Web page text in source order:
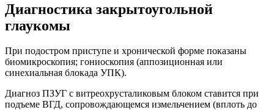
Диагностика закрытоугольной
глаукомы
При подостром приступе и хронической форме показаны
биомикроскопия; гониоскопия (аппозиционная или
синехиальная блокада УПК).
Диагноз ПЗУГ с витреохрусталиковым блоком ставится при
подъеме ВГД, сопровождающемся измельчением (вплоть до